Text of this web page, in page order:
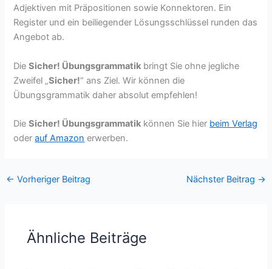
Adjektiven mit Präpositionen sowie Konnektoren. Ein
Register und ein beiliegender Lösungsschlüssel runden das
Angebot ab.
DieSicher! Übungsgrammatik bringt Sie ohne jegliche
Zweifel „Sicher!“ ans Ziel. Wir können die
Übungsgrammatik daher absolut empfehlen!
DieSicher! Übungsgrammatik können Sie hier beim Verlag
oderauf Amazon erwerben.
← Vorheriger Beitrag Nächster Beitrag →
Ähnliche Beiträge